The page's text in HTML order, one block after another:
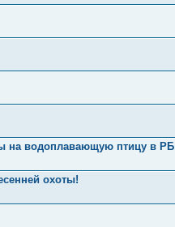
на водоплавающую птицу в РБ
охоты!